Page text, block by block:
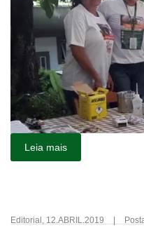
Leia mais
Editorial , 12.ABRIL.2019